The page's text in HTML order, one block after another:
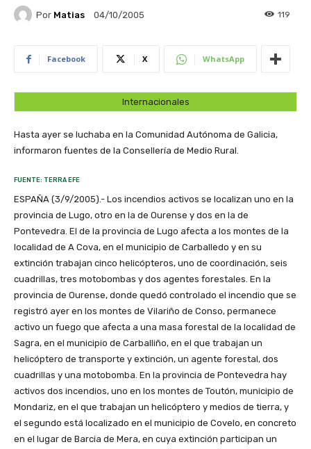
Por Matias 04/10/2005 119
Facebook X WhatsApp
Internacionales
Hasta ayer se luchaba en la Comunidad Autónoma de Galicia,
informaron fuentes de la Consellería de Medio Rural.
FUENTE: TERRA EFE
ESPAÑA (3/9/2005).- Los incendios activos se localizan uno en la
provincia de Lugo, otro en la de Ourense y dos en la de
Pontevedra. El de la provincia de Lugo afecta a los montes de la
localidad de A Cova, en el municipio de Carballedo y en su
extinción trabajan cinco helicópteros, uno de coordinación, seis
cuadrillas, tres motobombas y dos agentes forestales. En la
provincia de Ourense, donde quedó controlado el incendio que se
registró ayer en los montes de Vilariño de Conso, permanece
activo un fuego que afecta a una masa forestal de la localidad de
Sagra, en el municipio de Carballiño, en el que trabajan un
helicóptero de transporte y extinción, un agente forestal, dos
cuadrillas y una motobomba. En la provincia de Pontevedra hay
activos dos incendios, uno en los montes de Toutón, municipio de
Mondariz, en el que trabajan un helicóptero y medios de tierra, y
el segundo está localizado en el municipio de Covelo, en concreto
en el lugar de Barcia de Mera, en cuya extinción participan un